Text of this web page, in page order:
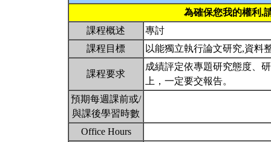
為確保您我的權利,
課程概述
專討
課程目標
以能獨立執行論文研究,資料
課程要求
成績評定依專題研究態度、
上，一定要交報告。
預期每週課前或/
與課後學習時數
Office Hours